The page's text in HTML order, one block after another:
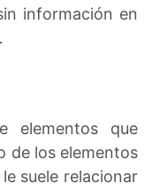
información en
elementos que
de los elementos
suele relacionar